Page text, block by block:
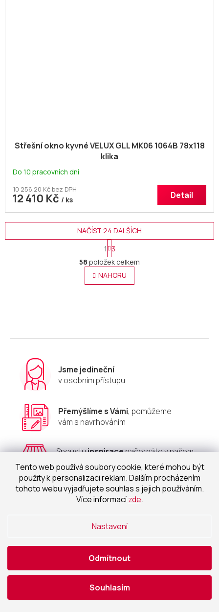
Tento web používá soubory cookie, které mohou být
použity k personalizaci reklam. Dalším procházením
tohoto webu vyjadřujete souhlas s jejich používáním.
Více informacízde.
Nastavení
Odmítnout
Souhlasím
Střešní okno kyvné VELUX GLL MK06 1064B 78x118
klika
Do 10 pracovních dní
10 256,20 Kč bez DPH
12 410 Kč / ks Detail
O
v
l
á
r
y
v
i
s
u
NAČÍST 24 DALŠÍCH
S
t
r
á
n
k
1
3
58 položek celkem
NAHORU
Jsme jedineční
v osobním přístupu
Přemýšlíme s Vámi, pomůžeme
vám s navrhováním
Spoustuinspiracenačerpáte v našem
showroomu
Zakládáme si
kvalitní práci
Odběr newsletteru
akce.
E-mail